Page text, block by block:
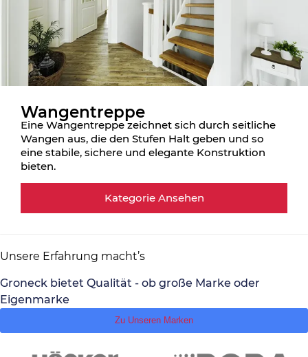
Wangentreppe
Eine Wangentreppe zeichnet sich durch seitliche
Wangen aus, die den Stufen Halt geben und so
eine stabile, sichere und elegante Konstruktion
bieten.
Kategorie Ansehen
Unsere Erfahrung macht’s
Groneck bietet Qualität - ob große Marke oder
Eigenmarke
Zu Unseren Marken